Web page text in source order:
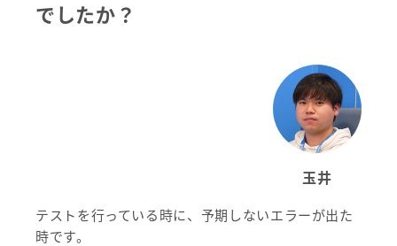
でしたか？
玉井
テストを行っている時に、予期しないエラーが出た
時です。